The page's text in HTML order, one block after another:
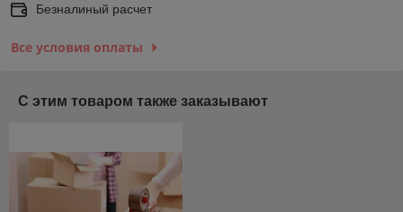
Безналиный расчет
Все условия оплаты
С этим товаром также заказывают